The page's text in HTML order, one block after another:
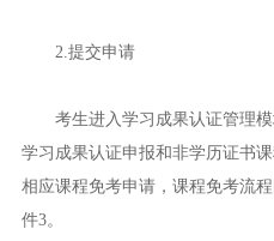
2.提交申请
考生进入学习成果认证管理模
学习成果认证申报和非学历证书
相应课程免考申请，课程免考流
件3。